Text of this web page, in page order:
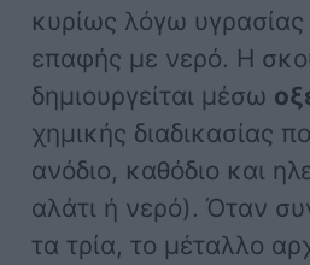
κυρίως λόγω υγρασίας
επαφής με νερό. Η
δημιουργείται μέσω
χημικής διαδικασίας
ανόδιο, καθόδιο και
αλάτι ή νερό). Όταν
τα τρία, το μέταλλο